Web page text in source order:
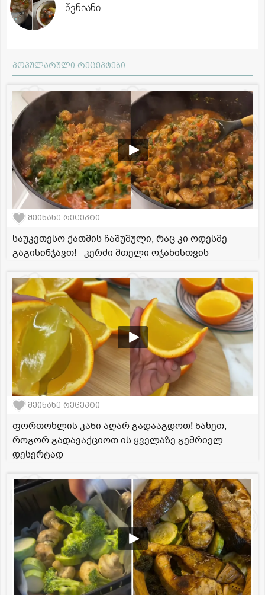
წვნიანი
პოპულარული რეცეპტები
შეინახე რეცეპტი
საუკეთესო ქათმის ჩაშუშული, რაც კი ოდესმე
გაგისინჯავთ! - კერძი მთელი ოჯახისთვის
შეინახე რეცეპტი
ფორთოხლის კანი აღარ გადააგდოთ! ნახეთ,
როგორ გადავაქციოთ ის ყველაზე გემრიელ
დესერტად